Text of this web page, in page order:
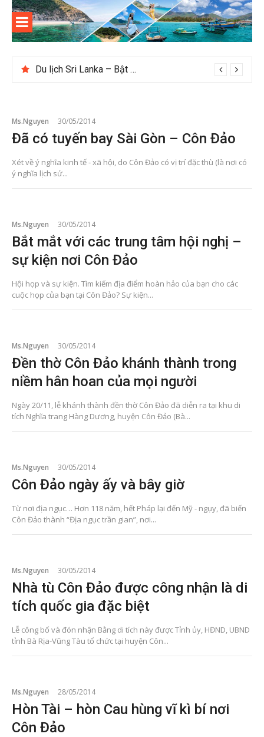
Skip
content
Kinh
nghiệm
Thông tin và kinh nghiệm khi du lịch Côn Đảo
Du lịch Sri Lanka – Bật mí nên đi mùa nào đẹp
Ms.Nguyen 30/05/2014
Đã có tuyến bay Sài Gòn – Côn Đảo
Xét về ý nghĩa kinh tế - xã hội, do Côn Đảo có vị trí đặc thù (là nơi có
ý nghĩa lịch sử...
Ms.Nguyen 30/05/2014
Bắt mắt với các trung tâm hội nghị –
sự kiện nơi Côn Đảo
Hội họp và sự kiện. Tìm kiếm địa điểm hoàn hảo của bạn cho các
cuộc họp của bạn tại Côn Đảo? Sự kiện...
Ms.Nguyen 30/05/2014
Đền thờ Côn Đảo khánh thành trong
niềm hân hoan của mọi người
Ngày 20/11, lễ khánh thành đền thờ Côn Đảo đã diễn ra tại khu di
tích Nghĩa trang Hàng Dương, huyện Côn Đảo (Bà...
Ms.Nguyen 30/05/2014
Côn Đảo ngày ấy và bây giờ
Từ nơi địa ngục… Hơn 118 năm, hết Pháp lại đến Mỹ - ngụy, đã biến
Côn Đảo thành “Địa ngục trần gian”, nơi...
Ms.Nguyen 30/05/2014
Nhà tù Côn Đảo được công nhận là di
tích quốc gia đặc biệt
Lễ công bố và đón nhận Bằng di tích này được Tỉnh ủy, HĐND, UBND
tỉnh Bà Rịa-Vũng Tàu tổ chức tại huyện Côn...
Ms.Nguyen 28/05/2014
Hòn Tài – hòn Cau hùng vĩ kì bí nơi
Côn Đảo